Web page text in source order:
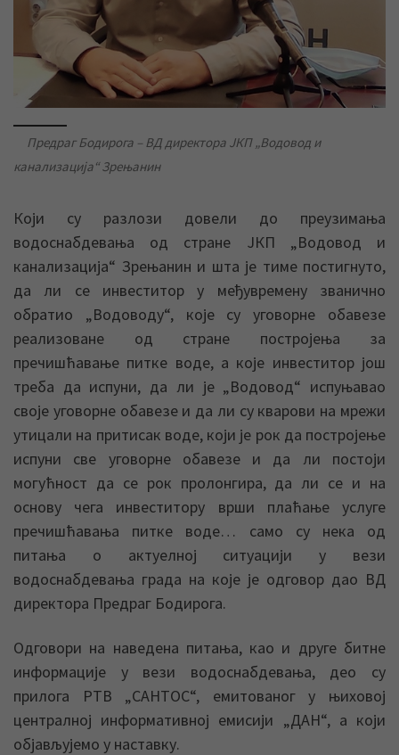
Предраг Бодирога – ВД директора ЈКП „Водовод и
канализација“ Зрењанин
Који су разлози довели до преузимања
водоснабдевања од стране ЈКП „Водовод и
канализација“ Зрењанин и шта је тиме постигнуто,
да ли се инвеститор у међувремену званично
обратио „Водоводу“, које су уговорне обавезе
реализоване од стране постројења за
пречишћавање питке воде, а које инвеститор још
треба да испуни, да ли је „Водовод“ испуњавао
своје уговорне обавезе и да ли су кварови на мрежи
утицали на притисак воде, који је рок да постројење
испуни све уговорне обавезе и да ли постоји
могућност да се рок пролонгира, да ли се и на
основу чега инвеститору врши плаћање услуге
пречишћавања питке воде… само су нека од
питања о актуелној ситуацији у вези
водоснабдевања града на које је одговор дао ВД
директора Предраг Бодирога.
Одговори на наведена питања, као и друге битне
информације у вези водоснабдевања, део су
прилога РТВ „САНТОС“, емитованог у њиховој
централној информативној емисији „ДАН“, а који
објављујемо у наставку.